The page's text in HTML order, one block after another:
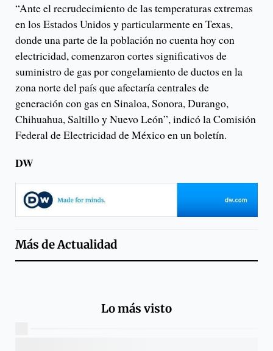
“Ante el recrudecimiento de las temperaturas extremas
en los Estados Unidos y particularmente en Texas,
donde una parte de la población no cuenta hoy con
electricidad, comenzaron cortes significativos de
suministro de gas por congelamiento de ductos en la
zona norte del país que afectaría centrales de
generación con gas en Sinaloa, Sonora, Durango,
Chihuahua, Saltillo y Nuevo León”, indicó la Comisión
Federal de Electricidad de México en un boletín.
DW
Más deActualidad
Lo más visto